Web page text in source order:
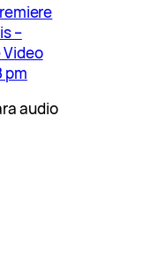
–
Video
pm
audio